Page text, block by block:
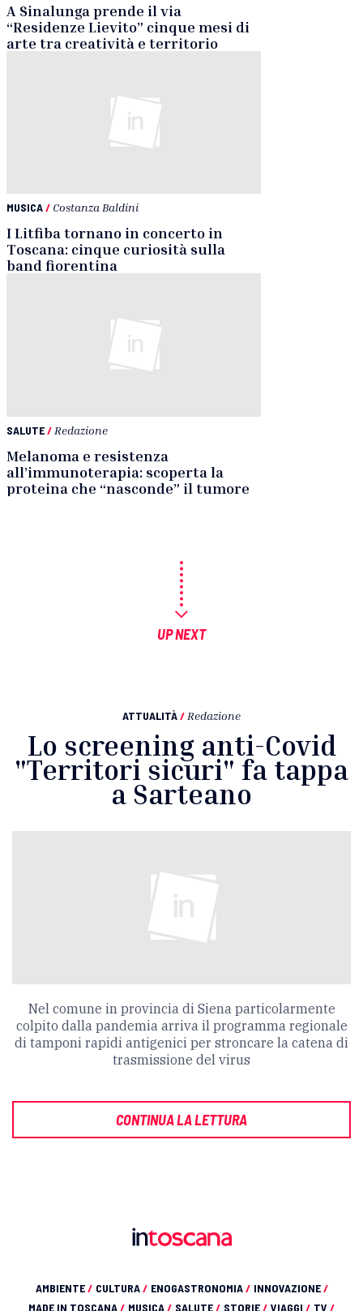
A Sinalunga prende il via
“Residenze Lievito” cinque mesi di
arte tra creatività e territorio
MUSICA/ Costanza Baldini
I Litfiba tornano in concerto in
Toscana: cinque curiosità sulla
band fiorentina
SALUTE/ Redazione
Melanoma e resistenza
all’immunoterapia: scoperta la
proteina che “nasconde” il tumore
UP NEXT
ATTUALITÀ/ Redazione
Lo screening anti-Covid
"Territori sicuri" fa tappa
a Sarteano
Nel comune in provincia di Siena particolarmente
colpito dalla pandemia arriva il programma regionale
di tamponi rapidi antigenici per stroncare la catena di
trasmissione del virus
CONTINUA LA LETTURA
AMBIENTE/ CULTURA/ ENOGASTRONOMIA/ INNOVAZIONE/
MADE IN TOSCANA/ MUSICA/ SALUTE/ STORIE/ VIAGGI / TV /